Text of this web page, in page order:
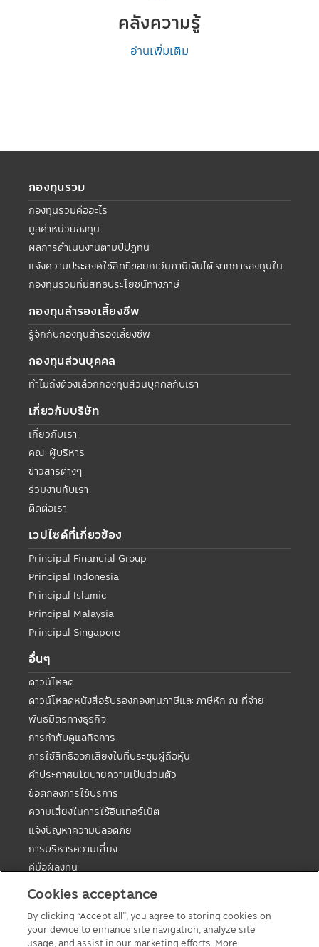
คลังความรู้
อ่านเพิ่มเติม
กองทุนรวม
กองทุนรวมคืออะไร
มูลค่าหน่วยลงทุน
ผลการดำเนินงานตามปีปฏิทิน
แจ้งความประสงค์ใช้สิทธิขอยกเว้นภาษีเงินได้ จากการลงทุนใน
กองทุนรวมที่มีสิทธิประโยชน์ทางภาษี
กองทุนสำรองเลี้ยงชีพ
รู้จักกับกองทุนสำรองเลี้ยงชีพ
กองทุนส่วนบุคคล
ทำไมถึงต้องเลือกกองทุนส่วนบุคคลกับเรา
เกี่ยวกับบริษัท
เกี่ยวกับเรา
คณะผู้บริหาร
ข่าวสารต่างๆ
ร่วมงานกับเรา
ติดต่อเรา
เวปไซด์ที่เกี่ยวข้อง
Principal Financial Group
Principal Indonesia
Principal Islamic
Principal Malaysia
Principal Singapore
อื่นๆ
ดาวน์โหลด
ดาวน์โหลดหนังสือรับรองกองทุนภาษีและภาษีหัก ณ ที่จ่าย
พันธมิตรทางธุรกิจ
การกำกับดูแลกิจการ
การใช้สิทธิออกเสียงในที่ประชุมผู้ถือหุ้น
คำประกาศนโยบายความเป็นส่วนตัว
ข้อตกลงการใช้บริการ
ความเสี่ยงในการใช้อินเทอร์เน็ต
แจ้งปัญหาความปลอดภัย
การบริหารความเสี่ยง
คู่มือผู้ลงทุน
ตารางวันหยุดกองต่างประเทศ
คู่มือการลงทุนในกองทุนที่มีสิทธิประโยชน์ทางภาษี
แบบฟอร์มต่างๆ
นโยบายเกี่ยวกับคุกกี้
Cookies acceptance
By clicking “Accept all”, you agree to storing cookies on
your device to enhance site navigation, analyze site
usage, and assist in our marketing efforts. More